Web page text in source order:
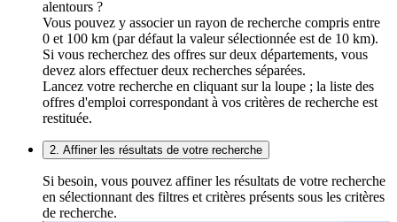
alentours ?
Vous pouvez y associer un rayon de recherche compris entre
0 et 100 km (par défaut la valeur sélectionnée est de 10 km).
Si vous recherchez des offres sur deux départements, vous
devez alors effectuer deux recherches séparées.
Lancez votre recherche en cliquant sur la loupe ; la liste des
offres d'emploi correspondant à vos critères de recherche est
restituée.
2. Affiner les résultats de votre recherche
Si besoin, vous pouvez affiner les résultats de votre recherche
en sélectionnant des filtres et critères présents sous les critères
de recherche.